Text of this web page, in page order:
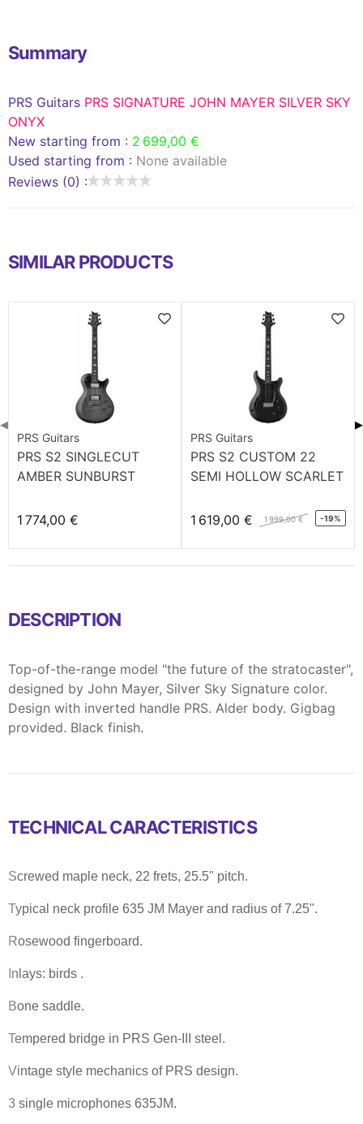
Summary
PRS Guitars PRS SIGNATURE JOHN MAYER SILVER SKY
ONYX
New starting from : 2 699,00 €
Used starting from : None available
Reviews (0) :
SIMILAR PRODUCTS
PRS Guitars
PRS S2 SINGLECUT
AMBER SUNBURST
1 774,00 €
PRS Guitars
PRS S2 CUSTOM 22
SEMI HOLLOW SCARLET
1 619,00 €
1 999,00 € -19%
◀ ▶
DESCRIPTION
Top-of-the-range model "the future of the stratocaster",
designed by John Mayer, Silver Sky Signature color.
Design with inverted handle PRS. Alder body. Gigbag
provided. Black finish.
TECHNICAL CARACTERISTICS
Screwed maple neck, 22 frets, 25.5" pitch.
Typical neck profile 635 JM Mayer and radius of 7.25".
Rosewood fingerboard.
Inlays: birds .
Bone saddle.
Tempered bridge in PRS Gen-III steel.
Vintage style mechanics of PRS design.
3 single microphones 635JM.